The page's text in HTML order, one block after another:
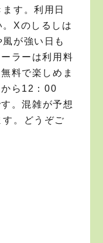
す。利用日
Xのしるしは
が強い日も
ラーは利用料
料で楽しめま
から12：00
。混雑が予想
。どうぞご